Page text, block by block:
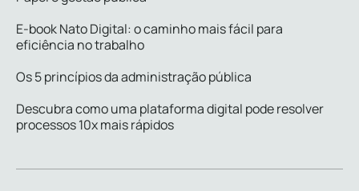
E-book Nato Digital: o caminho mais fácil para
eficiência no trabalho
Os 5 princípios da administração pública
Descubra como uma plataforma digital pode resolver
processos 10x mais rápidos